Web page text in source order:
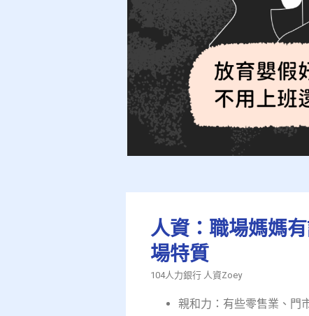
人資：職場媽媽
場特質​
104人力銀行 人資Zoey
親和力：有些零售業、門